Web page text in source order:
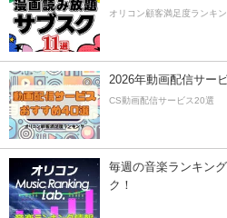
オリコン顧客満足度ランキ
2026年動画配信サー
CS動画配信サービス20選
毎週の音楽ランキン
ク！